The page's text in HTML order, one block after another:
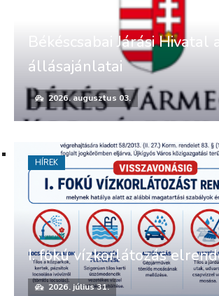
Békéscsabai Járási Hivatal
állásajánlatai
2026. augusztus 03.
I. fokú vízkorlátozás
2026. július 31.
HÍREK